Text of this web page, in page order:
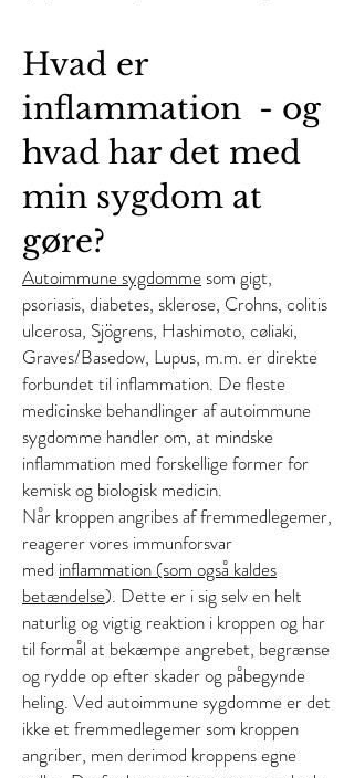
Hvad er
inflammation - og
hvad har det med
min sygdom at
gøre?
Autoimmune sygdommesom gigt,
psoriasis, diabetes, sklerose, Crohns, colitis
ulcerosa, Sjögrens, Hashimoto, cøliaki,
Graves/Basedow, Lupus, m.m. er direkte
forbundet til inflammation. De fleste
medicinske behandlinger af autoimmune
sygdomme handler om, at mindske
inflammation med forskellige former for
kemisk og biologisk medicin.
Når kroppen angribes af fremmedlegemer,
reagerer vores immunforsvar
med inflammation (som også kaldes
betændelse). Dette er i sig selv en helt
naturlig og vigtig reaktion i kroppen og har
til formål at bekæmpe angrebet, begrænse
og rydde op efter skader og påbegynde
heling. Ved autoimmune sygdomme er det
ikke et fremmedlegemer som kroppen
angriber, men derimod kroppens egne